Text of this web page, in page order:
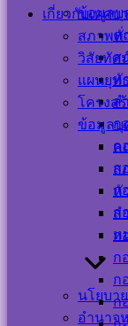
ข้อมูลบุ
ค
ส
หั
ส
ก
ก
ก
ก
ก
ห
นโยบา
อำนาจ
เกี่ยวกับเทศบ
สภาพทั่
วิสัยทัศ
แผนยุท
โครงส
ข้อมูลบุ
ค
ส
หั
ส
ก
ก
ก
ก
26 ธันวาคม
เทศบาลตำบลปาก
ประกาศงบการเงินรวม-
Visitor Counter
Users Today : 34
Users This Month
Users This Year :